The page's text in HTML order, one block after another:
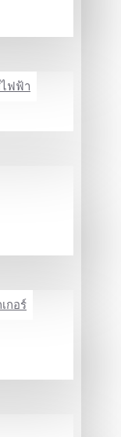
ไฟฟ้า
กอร์